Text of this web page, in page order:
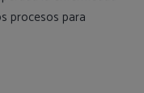
procesos para